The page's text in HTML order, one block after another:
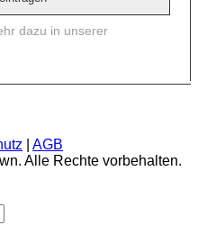
dazu in unserer
AGB
Alle Rechte vorbehalten.